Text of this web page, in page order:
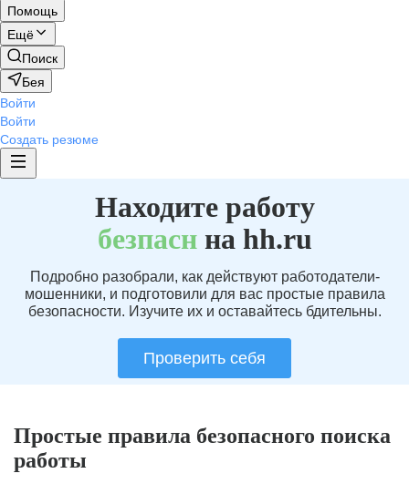
Помощь
Ещё
Поиск
Бея
Войти
Войти
Создать резюме
Находите работу
безпаснна hh.ru
Подробно разобрали, как действуют работодатели-
мошенники, и подготовили для вас простые правила
безопасности. Изучите их и оставайтесь бдительны.
Проверить себя
Простые правила безопасного поиска
работы